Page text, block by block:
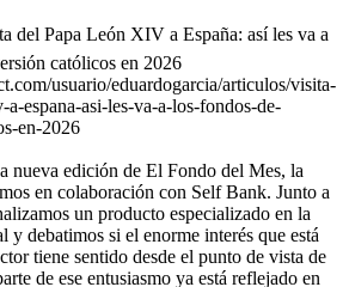
Papa León XIV a España: así les va a
católicos en 2026
usuario/eduardogarcia/articulos/visita-
espana-asi-les-va-a-los-fondos-de-
en-2026
nueva edición de El Fondo del Mes, la
en colaboración con Self Bank. Junto a
un producto especializado en la
y debatimos si el enorme interés que está
tiene sentido desde el punto de vista de
de ese entusiasmo ya está reflejado en